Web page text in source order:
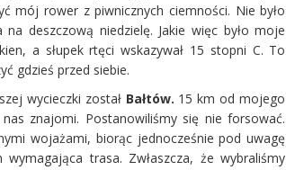
mój rower z piwnicznych ciemności. Nie było
deszczową niedzielę. Jakie więc było moje
a słupek rtęci wskazywał 15 stopni C. To
gdzieś przed siebie.
wycieczki zostałBałtów. 15 km od mojego
znajomi. Postanowiliśmy się nie forsować.
wojażami, biorąc jednocześnie pod uwagę
trasa. Zwłaszcza, że wybraliśmy